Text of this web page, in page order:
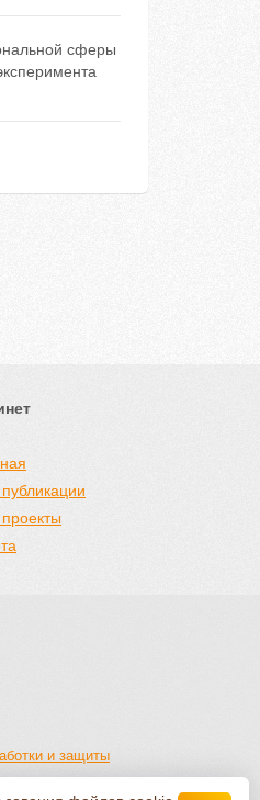
сферы
и защиты